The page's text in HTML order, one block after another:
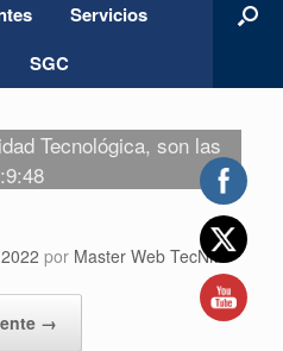
Servicios
SGC
Tecnológica, son las
por Master Web TecNM
→